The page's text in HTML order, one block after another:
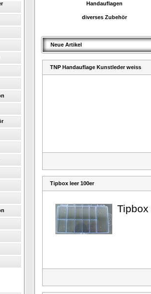
Handauflagen
diverses Zubehör
Neue Artikel
TNP Handauflage Kunstleder weiss
Tipbox leer 100er